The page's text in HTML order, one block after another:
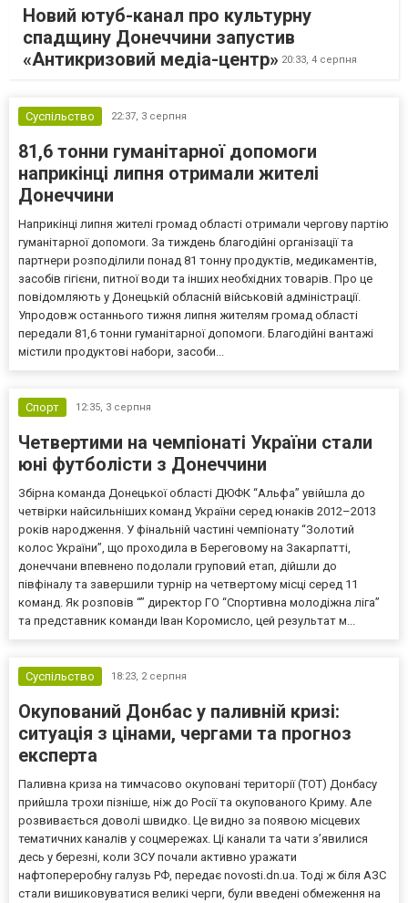
Новий ютуб-канал про культурну
спадщину Донеччини запустив
«Антикризовий медіа-центр» 20:33, 4 серпня
Суспільство 22:37, 3 серпня
81,6 тонни гуманітарної допомоги
наприкінці липня отримали жителі
Донеччини
Наприкінці липня жителі громад області отримали чергову партію
гуманітарної допомоги. За тиждень благодійні організації та
партнери розподілили понад 81 тонну продуктів, медикаментів,
засобів гігієни, питної води та інших необхідних товарів. Про це
повідомляють у Донецькій обласній військовій адміністрації.
Упродовж останнього тижня липня жителям громад області
передали 81,6 тонни гуманітарної допомоги. Благодійні вантажі
містили продуктові набори, засоби...
Спорт 12:35, 3 серпня
Четвертими на чемпіонаті України стали
юні футболісти з Донеччини
Збірна команда Донецької області ДЮФК “Альфа” увійшла до
четвірки найсильніших команд України серед юнаків 2012–2013
років народження. У фінальній частині чемпіонату “Золотий
колос України”, що проходила в Береговому на Закарпатті,
донеччани впевнено подолали груповий етап, дійшли до
півфіналу та завершили турнір на четвертому місці серед 11
команд. Як розповів “” директор ГО “Спортивна молодіжна ліга”
та представник команди Іван Коромисло, цей результат м...
Суспільство 18:23, 2 серпня
Окупований Донбас у паливній кризі:
ситуація з цінами, чергами та прогноз
експерта
Паливна криза на тимчасово окуповані території (ТОТ) Донбасу
прийшла трохи пізніше, ніж до Росії та окупованого Криму. Але
розвивається доволі швидко. Це видно за появою місцевих
тематичних каналів у соцмережах. Ці канали та чати з’явилися
десь у березні, коли ЗСУ почали активно уражати
нафтопереробну галузь РФ, передає novosti.dn.ua. Тоді ж біля АЗС
стали вишиковуватися великі черги, були введені обмеження на